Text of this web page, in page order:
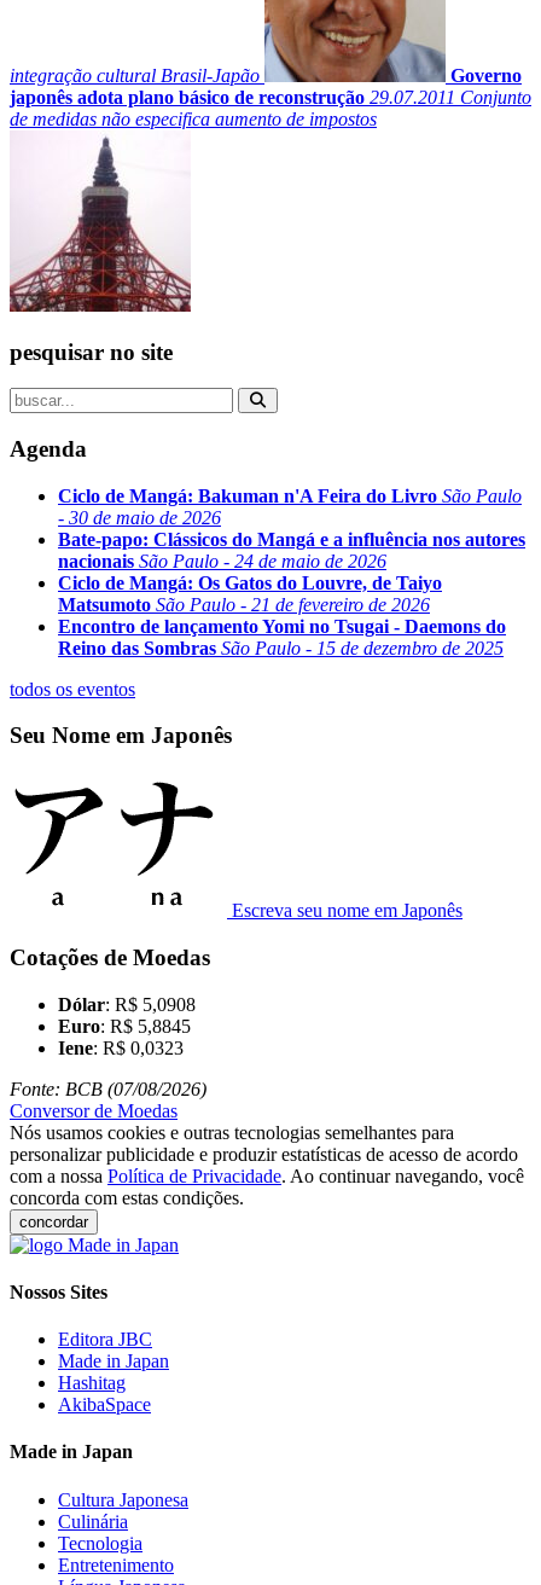
integração cultural Brasil-Japão
Governo
japonês adota plano básico de reconstrução 29.07.2011 Conjunto
de medidas não especifica aumento de impostos
pesquisar no site
Agenda
Ciclo de Mangá: Bakuman n'A Feira do Livro São Paulo
- 30 de maio de 2026
Bate-papo: Clássicos do Mangá e a influência nos autores
nacionais São Paulo - 24 de maio de 2026
Ciclo de Mangá: Os Gatos do Louvre, de Taiyo
Matsumoto São Paulo - 21 de fevereiro de 2026
Encontro de lançamento Yomi no Tsugai - Daemons do
Reino das Sombras São Paulo - 15 de dezembro de 2025
todos os eventos
Seu Nome em Japonês
Escreva seu nome em Japonês
Cotações de Moedas
Dólar: R$ 5,0908
Euro: R$ 5,8845
Iene: R$ 0,0323
Fonte: BCB (07/08/2026)
Conversor de Moedas
Nós usamos cookies e outras tecnologias semelhantes para
personalizar publicidade e produzir estatísticas de acesso de acordo
com a nossa Política de Privacidade. Ao continuar navegando, você
concorda com estas condições.
concordar
Nossos Sites
Editora JBC
Made in Japan
Hashitag
AkibaSpace
Made in Japan
Cultura Japonesa
Culinária
Tecnologia
Entretenimento